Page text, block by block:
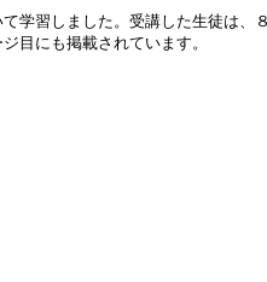
学習しました。受講した生徒は
目にも掲載されています。